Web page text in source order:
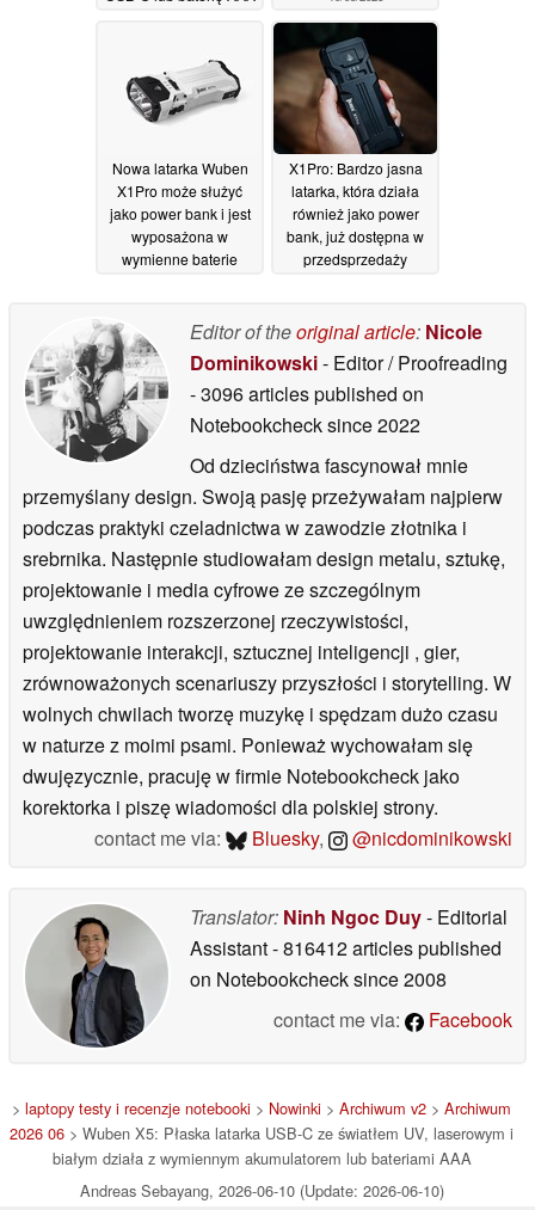
Nowa latarka Wuben
X1Pro może służyć
jako power bank i jest
wyposażona w
wymienne baterie
X1Pro: Bardzo jasna
latarka, która działa
również jako power
bank, już dostępna w
przedsprzedaży
Editor of theoriginal article: Nicole
Dominikowski- Editor / Proofreading
- 3096 articles published on
Notebookchecksince 2022
Od dzieciństwa fascynował mnie
przemyślany design. Swoją pasję przeżywałam najpierw
podczas praktyki czeladnictwa w zawodzie złotnika i
srebrnika. Następnie studiowałam design metalu, sztukę,
projektowanie i media cyfrowe ze szczególnym
uwzględnieniem rozszerzonej rzeczywistości,
projektowanie interakcji, sztucznej inteligencji , gier,
zrównoważonych scenariuszy przyszłości i storytelling. W
wolnych chwilach tworzę muzykę i spędzam dużo czasu
w naturze z moimi psami. Ponieważ wychowałam się
dwujęzycznie, pracuję w firmie Notebookcheck jako
korektorka i piszę wiadomości dla polskiej strony.
contact me via:
Bluesky, @nicdominikowski
Translator: Ninh Ngoc Duy- Editorial
Assistant- 816412 articles published
on Notebookchecksince 2008
contact me via:
Facebook
> laptopy testy i recenzje notebooki > Nowinki > Archiwum v2 > Archiwum
2026 06 > Wuben X5: Płaska latarka USB-C ze światłem UV, laserowym i
białym działa z wymiennym akumulatorem lub bateriami AAA
Andreas Sebayang, 2026-06-10 (Update: 2026-06-10)